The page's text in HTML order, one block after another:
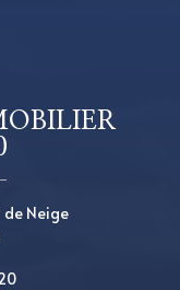
de Neige